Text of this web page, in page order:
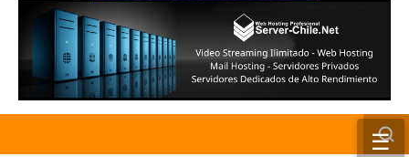
☰